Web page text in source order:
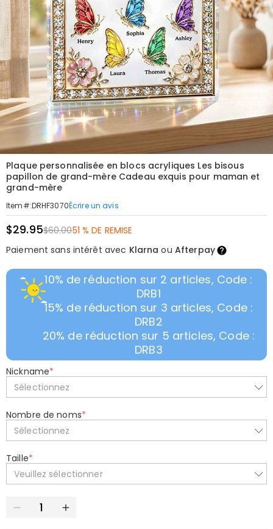
Plaque personnalisée en blocs acryliques Les bisous
papillon de grand-mère Cadeau exquis pour maman et
grand-mère
Item#:DRHF3070Écrire un avis
$29.95$60.0051 % DE REMISE
Paiement sans intérêt avec Klarna ou Afterpay
10% de réduction sur 2 articles, Code :
DRB1
15% de réduction sur 3 articles, Code :
DRB2
20% de réduction sur 5 articles, Code :
DRB3
Nickname*
Sélectionnez
Nombre de noms*
Sélectionnez
Taille*
Veuillez sélectionner